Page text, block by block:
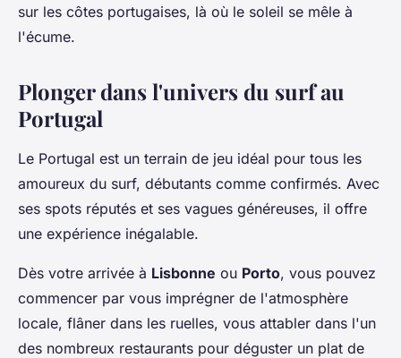
Nina•4 juillet 2024 •5 min de lecture
sur les côtes portugaises, là où le soleil se mêle à
l'écume.
Plonger dans l'univers du surf au
Portugal
Le Portugal est un terrain de jeu idéal pour tous les
amoureux du surf, débutants comme confirmés. Avec
ses spots réputés et ses vagues généreuses, il offre
une expérience inégalable.
Dès votre arrivée à Lisbonne ou Porto, vous pouvez
commencer par vous imprégner de l'atmosphère
locale, flâner dans les ruelles, vous attabler dans l'un
des nombreux restaurants pour déguster un plat de